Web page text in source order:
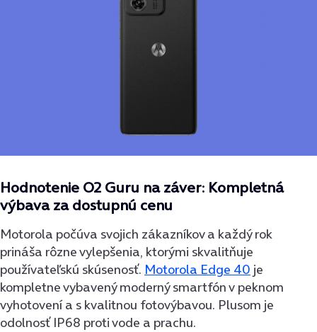
Hodnotenie O2 Guru na záver: Kompletná
výbava za dostupnú cenu
Motorola počúva svojich zákazníkov a každý rok
prináša rôzne vylepšenia, ktorými skvalitňuje
používateľskú skúsenosť. Motorola Edge 40 je
kompletne vybavený moderný smartfón v peknom
vyhotovení a s kvalitnou fotovýbavou. Plusom je
odolnosť IP68 proti vode a prachu.